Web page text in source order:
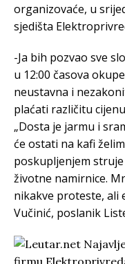
organizovaće, u
sjedišta
-Ja bih pozvao sve
u 12:00 časova
neustavna i
plaćati različitu
„Dosta je jarmu i
će ostati na kafi
poskupljenjem
životne namirnice.
nikakve proteste, ali
Vučinić, poslanik